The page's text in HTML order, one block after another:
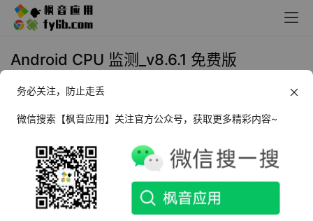
Android CPU 监测_v8.6.1 免费版
2023年2月2日 10:00
户可以同时监测 CPU的温度和频率信息，并且可
以对 CPU 温度和频率的历史信息就行统计。
务必关注，防止走丢
微信搜索【枫音应用】关注官方公众号，获取更多精彩内容~